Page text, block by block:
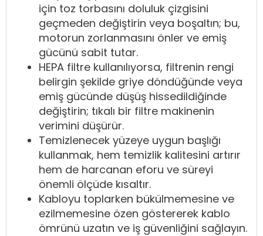
için toz torbasını doluluk çizgisini
geçmeden değiştirin veya boşaltın; bu,
motorun zorlanmasını önler ve emiş
gücünü sabit tutar.
HEPA filtre kullanılıyorsa, filtrenin rengi
belirgin şekilde griye döndüğünde veya
emiş gücünde düşüş hissedildiğinde
değiştirin; tıkalı bir filtre makinenin
verimini düşürür.
Temizlenecek yüzeye uygun başlığı
kullanmak, hem temizlik kalitesini artırır
hem de harcanan eforu ve süreyi
önemli ölçüde kısaltır.
Kabloyu toplarken bükülmemesine ve
ezilmemesine özen göstererek kablo
ömrünü uzatın ve iş güvenliğini sağlayın.